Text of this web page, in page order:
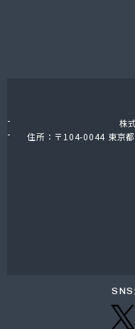
東上ガス株式会社
東上ガス株式会社
栃木液化ガス株式会
栃木県プロパンガ
栃木石油株式会社
日東瓦斯株式会社
日本ガス株式会社
株
住所：〒104-0044 東京